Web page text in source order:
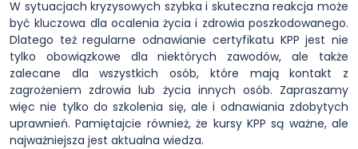
W sytuacjach kryzysowych szybka i skuteczna reakcja może
być kluczowa dla ocalenia życia i zdrowia poszkodowanego.
Dlatego też regularne odnawianie certyfikatu KPP jest nie
tylko obowiązkowe dla niektórych zawodów, ale także
zalecane dla wszystkich osób, które mają kontakt z
zagrożeniem zdrowia lub życia innych osób. Zapraszamy
więc nie tylko do szkolenia się, ale i odnawiania zdobytych
uprawnień. Pamiętajcie również, że kursy KPP są ważne, ale
najważniejsza jest aktualna wiedza.